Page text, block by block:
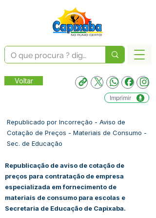
Voltar
Imprimir
Republicado por Incorreção - Aviso de
Cotação de Preços - Materiais de Consumo -
Sec. de Educação
Republicação de aviso de cotação de
preços para contratação de empresa
especializada em fornecimento de
materiais de consumo para escolas e
Secretaria de Educação de Capixaba.